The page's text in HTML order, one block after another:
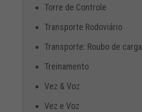
Torre de Controle
Transporte Rodoviário
Transporte: Roubo de carga
Treinamento
Vez & Voz
Vez e Voz